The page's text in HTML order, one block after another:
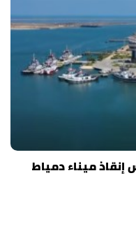
إنقاذ ميناء دمياط